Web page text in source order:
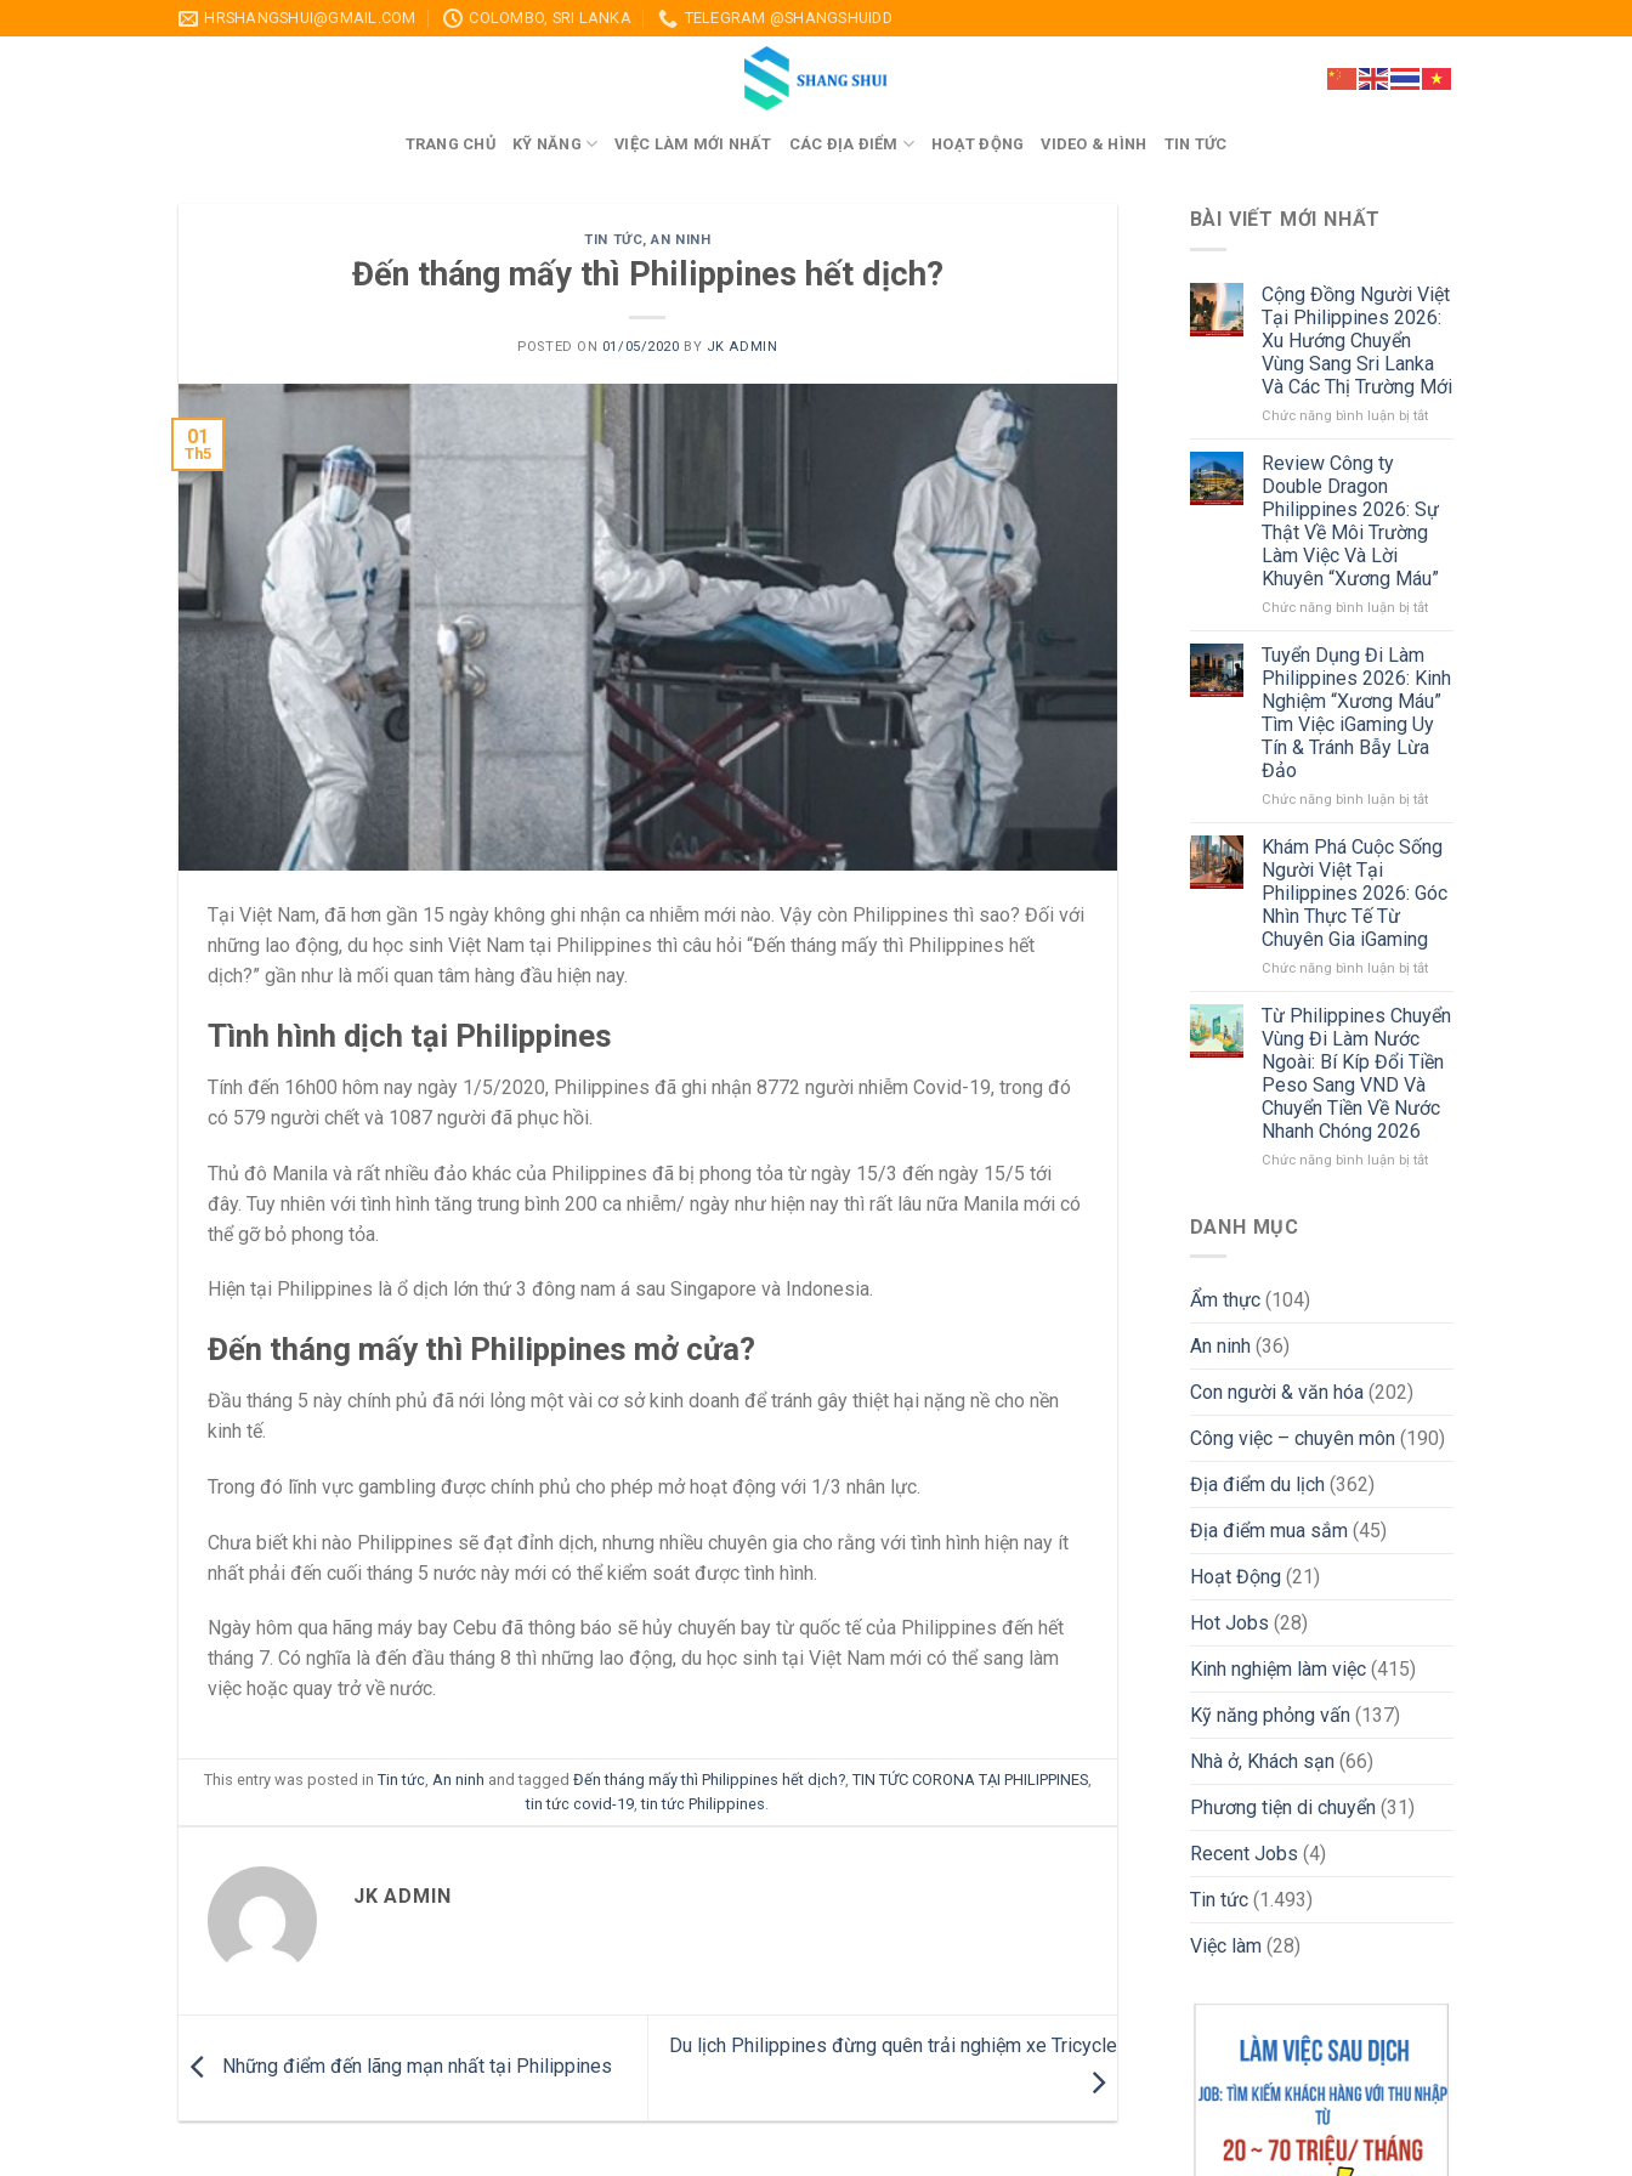
to
HRSHANGSHUI@GMAIL.COM COLOMBO, SRI LANKA TELEGRAM @SHANGSHUIDD
TRANG CHỦ KỸ NĂNG VIỆC LÀM MỚI NHẤT CÁC ĐỊA ĐIỂM HOẠT ĐỘNG VIDEO & HÌNH TIN TỨC
TIN TỨC,AN NINH
Đến tháng mấy thì Philippines hết dịch?
POSTED ON 01/05/2020 BY JK ADMIN
01
Th5
Tại Việt Nam, đã hơn gần 15 ngày không ghi nhận ca nhiễm mới nào. Vậy còn Philippines thì sao? Đối với
những lao động, du học sinh Việt Nam tại Philippines thì câu hỏi “Đến tháng mấy thì Philippines hết
dịch?” gần như là mối quan tâm hàng đầu hiện nay.
Tình hình dịch tại Philippines
Tính đến 16h00 hôm nay ngày 1/5/2020, Philippines đã ghi nhận 8772 người nhiễm Covid-19, trong đó
có 579 người chết và 1087 người đã phục hồi.
Thủ đô Manila và rất nhiều đảo khác của Philippines đã bị phong tỏa từ ngày 15/3 đến ngày 15/5 tới
đây. Tuy nhiên với tình hình tăng trung bình 200 ca nhiễm/ ngày như hiện nay thì rất lâu nữa Manila mới có
thể gỡ bỏ phong tỏa.
Hiện tại Philippines là ổ dịch lớn thứ 3 đông nam á sau Singapore và Indonesia.
Đến tháng mấy thì Philippines mở cửa?
Đầu tháng 5 này chính phủ đã nới lỏng một vài cơ sở kinh doanh để tránh gây thiệt hại nặng nề cho nền
kinh tế.
Trong đó lĩnh vực gambling được chính phủ cho phép mở hoạt động với 1/3 nhân lực.
Chưa biết khi nào Philippines sẽ đạt đỉnh dịch, nhưng nhiều chuyên gia cho rằng với tình hình hiện nay ít
nhất phải đến cuối tháng 5 nước này mới có thể kiểm soát được tình hình.
Ngày hôm qua hãng máy bay Cebu đã thông báo sẽ hủy chuyến bay từ quốc tế của Philippines đến hết
tháng 7. Có nghĩa là đến đầu tháng 8 thì những lao động, du học sinh tại Việt Nam mới có thể sang làm
việc hoặc quay trở về nước.
This entry was posted in Tin tức, An ninh and tagged Đến tháng mấy thì Philippines hết dịch?, TIN TỨC CORONA TẠI PHILIPPINES,
tin tức covid-19 ,tin tức Philippines
JK ADMIN
Những điểm đến lãng mạn nhất tại Philippines
Du lịch Philippines đừng quên trải nghiệm xe Tricycle
BÀI VIẾT MỚI NHẤT
Cộng Đồng Người Việt
Tại Philippines 2026:
Xu Hướng Chuyển
Vùng Sang Sri Lanka
Và Các Thị Trường Mới
Chức năng bình luận bị tắtở
Tại
Philippines
Xu
Hướng
Sri
Lanka
Và
Các
Mới
Review Công ty
Double Dragon
Philippines 2026: Sự
Thật Về Môi Trường
Làm Việc Và Lời
Khuyên “Xương Máu”
Chức năng bình luận bị tắtở
ty
Double
Dragon
Philippines
2026:
Thật
Trường
Việc
Lời
“Xương
Tuyển Dụng Đi Làm
Philippines 2026: Kinh
Nghiệm “Xương Máu”
Tìm Việc iGaming Uy
Tín & Tránh Bẫy Lừa
Đảo
Chức năng bình luận bị tắtở
Đi
Philippines
Nghiệm
Máu”
Tìm
iGaming
Tín
Bẫy
Khám Phá Cuộc Sống
Người Việt Tại
Philippines 2026: Góc
Nhìn Thực Tế Từ
Chuyên Gia iGaming
Chức năng bình luận bị tắtở
Phá
Cuộc
Người
Tại
2026:
Từ Philippines Chuyển
Vùng Đi Làm Nước
Ngoài: Bí Kíp Đổi Tiền
Peso Sang VND Và
Chuyển Tiền Về Nước
Nhanh Chóng 2026
Chức năng bình luận bị tắtở
Peso
Sang
DANH MỤC
Ẩm thực(104)
An ninh(36)
Con người & văn hóa(202)
Công việc – chuyên môn(190)
Địa điểm du lịch(362)
Địa điểm mua sắm(45)
Hoạt Động(21)
Hot Jobs (28)
Kinh nghiệm làm việc(415)
Kỹ năng phỏng vấn(137)
Nhà ở, Khách sạn(66)
Phương tiện di chuyển(31)
Recent Jobs (4)
Tin tức(1.493)
Việc làm(28)